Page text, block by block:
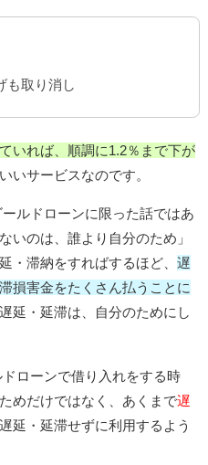
も取り消し
いれば、順調に1.2％まで下が
いサービスなのです。
ルドローンに限った話ではあ
いのは、誰より自分のため」
・滞納をすればするほど、遅
損害金をたくさん払うことに
延・延滞は、自分のためにし
ローンで借り入れをする時
めだけではなく、あくまで遅
遅延・延滞せずに利用するよう